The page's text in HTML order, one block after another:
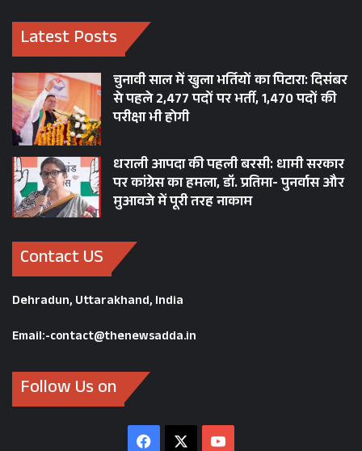
Latest Posts
चुनावी साल में खुला भर्तियों का पिटारा: दिसंबर
से पहले 2,477 पदों पर भर्ती, 1,470 पदों की
परीक्षा भी होगी
धराली आपदा की पहली बरसी: धामी सरकार
पर कांग्रेस का हमला, डॉ. प्रतिमा- पुनर्वास और
मुआवजे में पूरी तरह नाकाम
Contact US
Dehradun, Uttarakhand, India
Email:-contact@thenewsadda.in
Follow Us on
Facebook YouTube